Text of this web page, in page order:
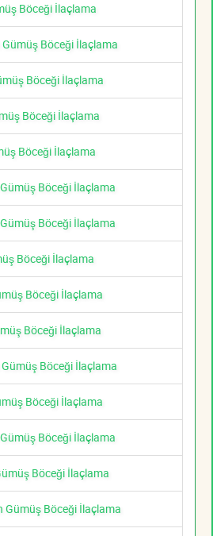
Böceği İlaçlama
Böceği İlaçlama
Böceği İlaçlama
Böceği İlaçlama
Böceği İlaçlama
Böceği İlaçlama
Böceği İlaçlama
Böceği İlaçlama
Böceği İlaçlama
Böceği İlaçlama
Böceği İlaçlama
Böceği İlaçlama
Böceği İlaçlama
Böceği İlaçlama
Gümüş Böceği İlaçlama